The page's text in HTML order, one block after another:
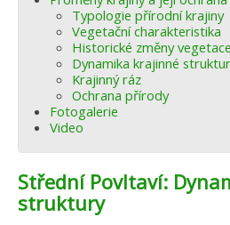
Typologie přírodní krajiny
Vegetační charakteristika
Historické změny vegetace
Dynamika krajinné
Krajinný ráz
Ochrana přírody
Fotogalerie
Video
Střední Povltaví:
struktury